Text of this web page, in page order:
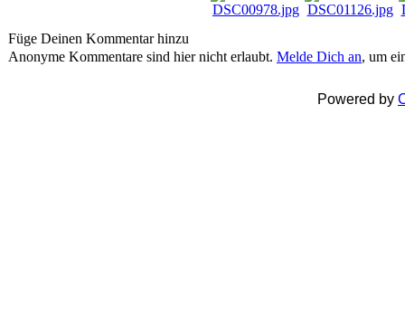
Füge Deinen Kommentar hinzu
Anonyme Kommentare sind hier nicht erlaubt. Melde Dich an, um
Powered by